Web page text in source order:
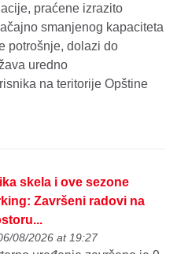
praćene izrazito
smanjenog kapaciteta
potrošnje, dolazi do
uredno
na teritorije Opštine
skela i ove sezone
Završeni radovi na
08/2026 at 19:27